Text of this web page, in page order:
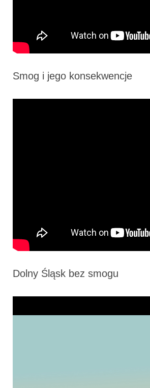
Smog i jego konsekwencje
Dolny Śląsk bez smogu